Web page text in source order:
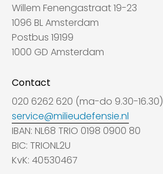
Willem Fenengastraat 19-23
1096 BL Amsterdam
Postbus 19199
1000 GD Amsterdam
Contact
020 6262 620 (ma-do 9.30-16.30)
service@milieudefensie.nl
IBAN: NL68 TRIO 0198 0900 80
BIC: TRIONL2U
KvK: 40530467